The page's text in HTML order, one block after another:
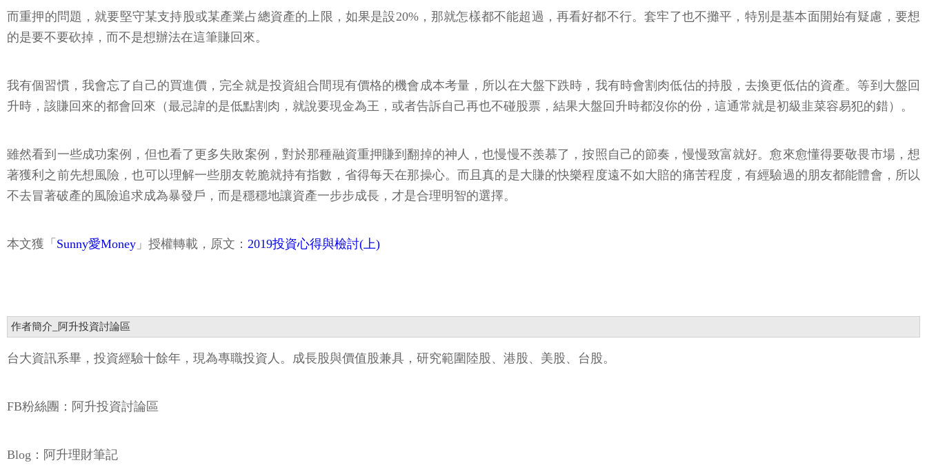
而重押的問題，就要堅守某支持股或某產業占總資產的上限，如果是設20%，那就怎樣都不能超過，再看好都不行。套牢了也不攤平，特別是基本面開始有疑慮，要想
的是要不要砍掉，而不是想辦法在這筆賺回來。
我有個習慣，我會忘了自己的買進價，完全就是投資組合間現有價格的機會成本考量，所以在大盤下跌時，我有時會割肉低估的持股，去換更低估的資產。等到大盤回
升時，該賺回來的都會回來（最忌諱的是低點割肉，就說要現金為王，或者告訴自己再也不碰股票，結果大盤回升時都沒你的份，這通常就是初級韭菜容易犯的錯）。
雖然看到一些成功案例，但也看了更多失敗案例，對於那種融資重押賺到翻掉的神人，也慢慢不羨慕了，按照自己的節奏，慢慢致富就好。愈來愈懂得要敬畏市場，想
著獲利之前先想風險，也可以理解一些朋友乾脆就持有指數，省得每天在那操心。而且真的是大賺的快樂程度遠不如大賠的痛苦程度，有經驗過的朋友都能體會，所以
不去冒著破產的風險追求成為暴發戶，而是穩穩地讓資產一步步成長，才是合理明智的選擇。
本文獲「 Sunny愛Money 」授權轉載，原文： 2019投資心得與檢討(上)
作者簡介_阿升投資討論區
台大資訊系畢，投資經驗十餘年，現為專職投資人。成長股與價值股兼具，研究範圍陸股、港股、美股、台股。
FB粉絲團：阿升投資討論區
Blog：阿升理財筆記